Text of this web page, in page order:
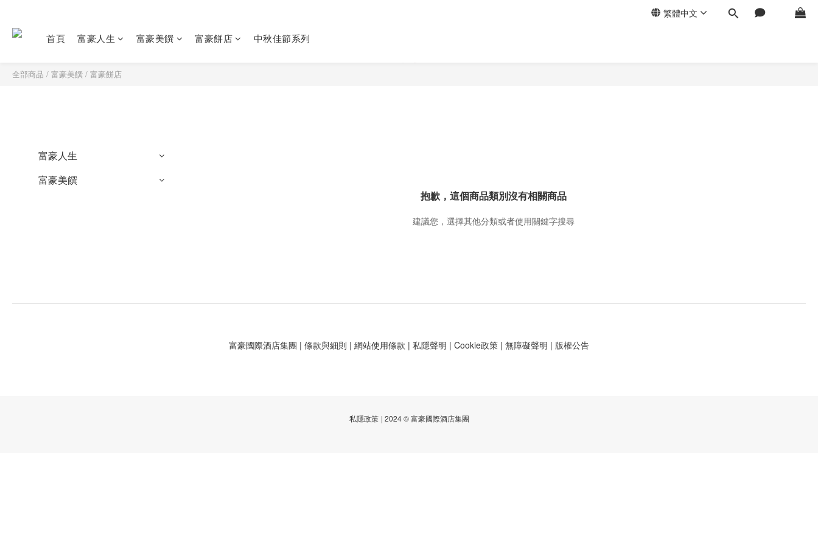
繁體中文
首頁 富豪人生 富豪美饌 富豪餅店 中秋佳節系列
全部商品 / 富豪美饌 / 富豪餅店
富豪人生
富豪美饌
抱歉，這個商品類別沒有相關商品
建議您，選擇其他分類或者使用關鍵字搜尋
富豪國際酒店集團 | 條款與細則 | 網站使用條款 | 私隱聲明 | Cookie政策 | 無障礙聲明 | 版權公告
私隱政策 | 2024 © 富豪國際酒店集團